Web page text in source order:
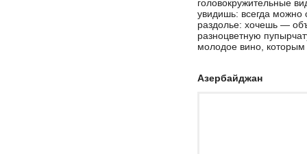
головокружительные
увидишь: всегда можно
раздолье: хочешь —
разноцветную
молодое вино, которым
Азербайджан